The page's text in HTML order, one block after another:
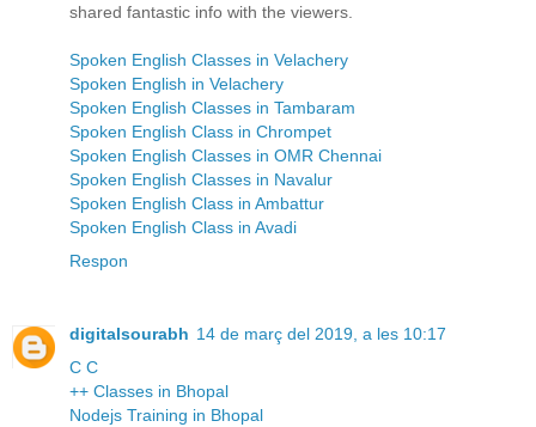
shared fantastic info with the viewers.
Spoken English Classes in Velachery
Spoken English in Velachery
Spoken English Classes in Tambaram
Spoken English Class in Chrompet
Spoken English Classes in OMR Chennai
Spoken English Classes in Navalur
Spoken English Class in Ambattur
Spoken English Class in Avadi
Respon
digitalsourabh 14 de març del 2019, a les 10:17
C C
++ Classes in Bhopal
Nodejs Training in Bhopal